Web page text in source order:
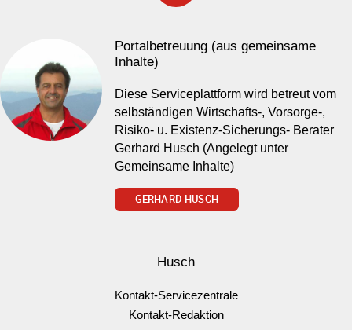
Portalbetreuung (aus gemeinsame
Inhalte)
Diese Serviceplattform wird betreut vom
selbständigen Wirtschafts-, Vorsorge-,
Risiko- u. Existenz-Sicherungs- Berater
Gerhard Husch (Angelegt unter
Gemeinsame Inhalte)
GERHARD HUSCH
Husch
Kontakt-Servicezentrale
Kontakt-Redaktion